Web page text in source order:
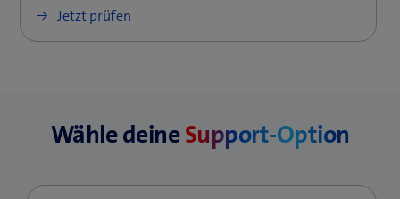
Jetzt prüfen
Wähle deineSupport-Option